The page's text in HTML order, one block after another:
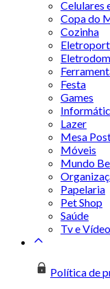
Celulares
Copa do
Cozinha
Festa
Games
Lazer
Mesa
Móveis
Mundo
Papelaria
Pet Shop
Saúde
Tv e Vídeo
Política de